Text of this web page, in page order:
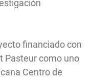
financiado con
Pasteur como uno
Centro de